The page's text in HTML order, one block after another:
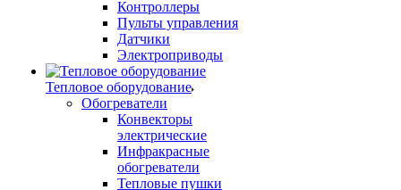
Контроллеры
Пульты управления
Датчики
Электроприводы
Тепловое оборудование
Обогреватели
Конвекторы
электрические
Инфракрасные
обогреватели
Тепловые пушки